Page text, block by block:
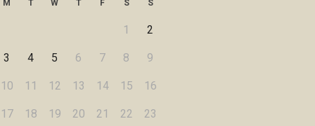
M T W T F S S
1 2
3 4 5 6 7 8 9
10 11 12 13 14 15 16
17 18 19 20 21 22 23